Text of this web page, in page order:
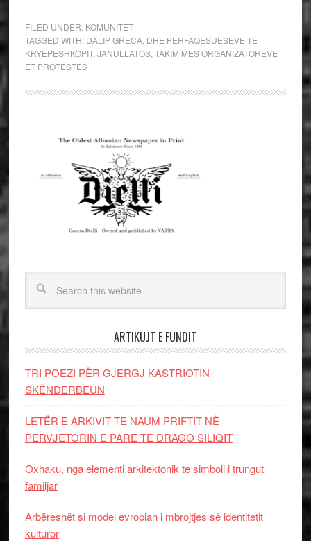
FILED UNDER: KOMUNITET
TAGGED WITH: DALIP GRECA, DHE PERFAQESUESEVE TE
KRYEPESHKOPIT, JANULLATOS, TAKIM MES ORGANIZATOREVE
ET PROTESTES
ARTIKUJT E FUNDIT
TRI POEZI PËR GJERGJ KASTRIOTIN-
SKËNDERBEUN
LETËR E ARKIVIT TE NAUM PRIFTIT NË
PERVJETORIN E PARE TE DRAGO SILIQIT
Oxhaku, nga elementi arkitektonik te simboli i trungut
familjar
Arbëreshët si model evropian i mbrojtjes së identitetit
kulturor